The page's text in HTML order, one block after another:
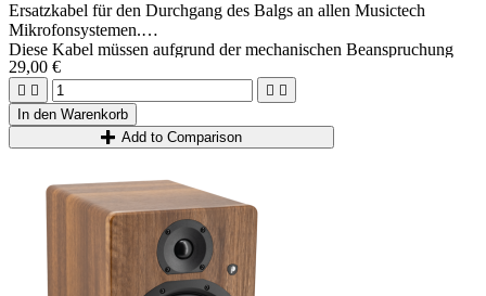
Ersatzkabel für den Durchgang des Balgs an allen Musictech
Mikrofonsystemen.
Diese Kabel müssen aufgrund der mechanischen Beanspruchung
durch die Bewegung des Balgs bei Überholungen (1 bis 10 Jahre je
nach Verwendung) möglicherweise ausgetauscht werden. Dieser
Vorgang ermöglicht es auch, die Kabelhaken im Inneren des
Faltenbalgs neu anzubringen, um zu überprüfen, ob das System
noch vorhanden ist.
29,00 €
   
In den Warenkorb
Add to Comparison